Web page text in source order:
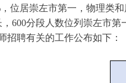
位居崇左市第一，物理类
600分段人数位列崇左市
招聘有关的工作公布如下：